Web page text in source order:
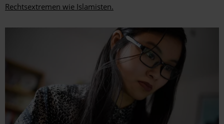
Rechtsextremen wie Islamisten.